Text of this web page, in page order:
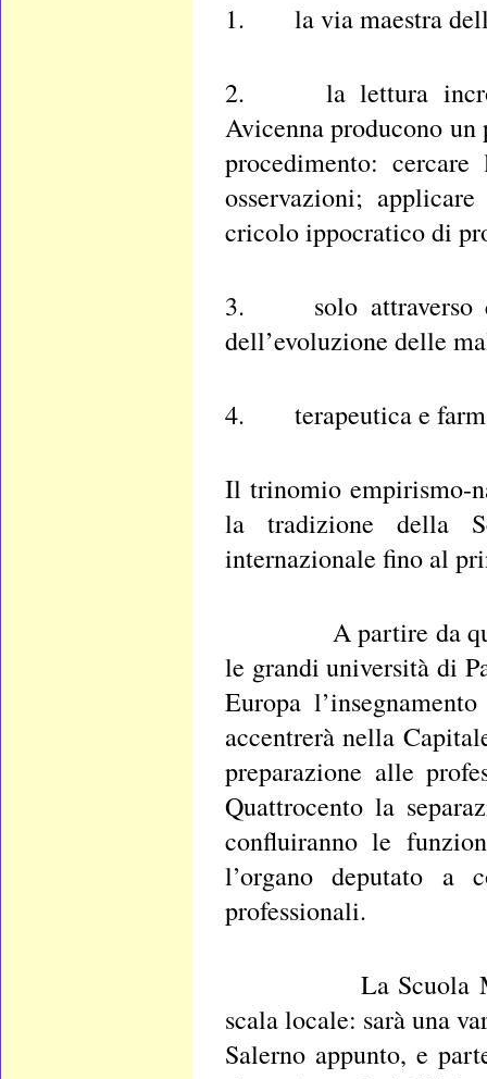
1. la via maestra della
2. la lettura
Avicenna producono
procedimento:
osservazioni;
cricolo ippocratico di
3. solo attraverso
dell’evoluzione delle
4. terapeutica e
Il trinomio empirismo-
la tradizione della
internazionale fino al
A partire da
le grandi università di
Europa
accentrerà nella
preparazione alle
Quattrocento la
confluiranno le
l’organo deputato
professionali.
La Scuola
scala locale: sarà una
Salerno appunto, e